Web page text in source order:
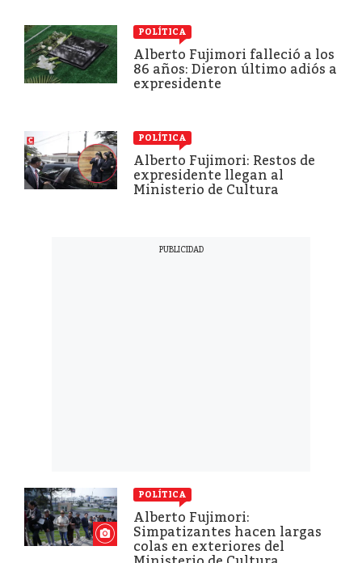
POLÍTICA
Alberto Fujimori falleció a los
86 años: Dieron último adiós a
expresidente
POLÍTICA
Alberto Fujimori: Restos de
expresidente llegan al
Ministerio de Cultura
POLÍTICA
Alberto Fujimori:
Simpatizantes hacen largas
colas en exteriores del